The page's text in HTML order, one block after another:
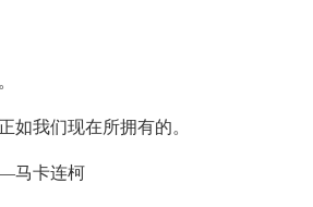
如我们现在所拥有的。
马卡连柯